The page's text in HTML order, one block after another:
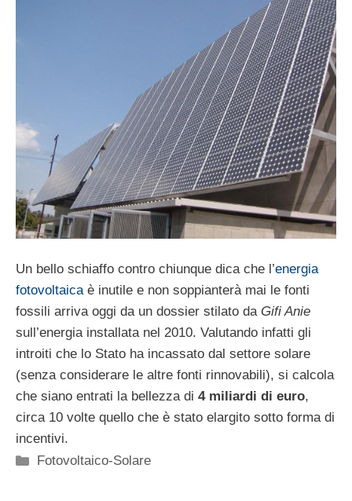
Un bello schiaffo contro chiunque dica che l’energia
fotovoltaicaè inutile e non soppianterà mai le fonti
fossili arriva oggi da un dossier stilato da Gifi Anie
sull’energia installata nel 2010. Valutando infatti gli
introiti che lo Stato ha incassato dal settore solare
(senza considerare le altre fonti rinnovabili), si calcola
che siano entrati la bellezza di 4 miliardi di euro,
circa 10 volte quello che è stato elargito sotto forma di
incentivi.
Categorie
Fotovoltaico-Solare